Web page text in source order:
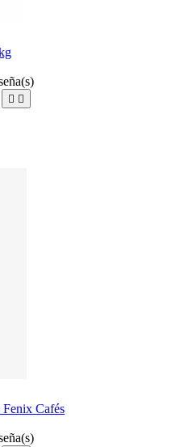
 
Fenix Cafés